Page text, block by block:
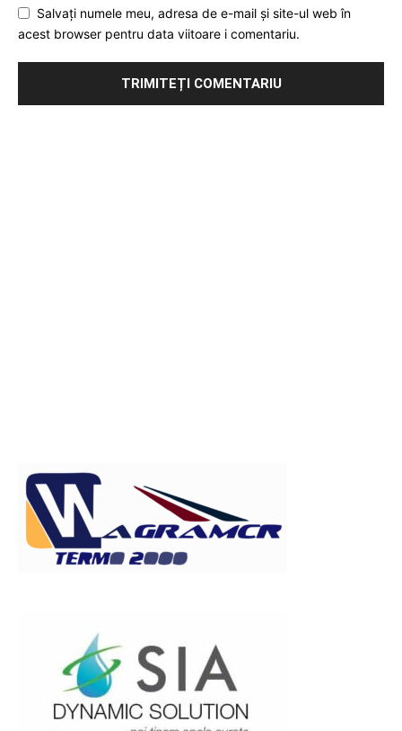
Salvați numele meu, adresa de e-mail și site-ul web în
acest browser pentru data viitoare i comentariu.